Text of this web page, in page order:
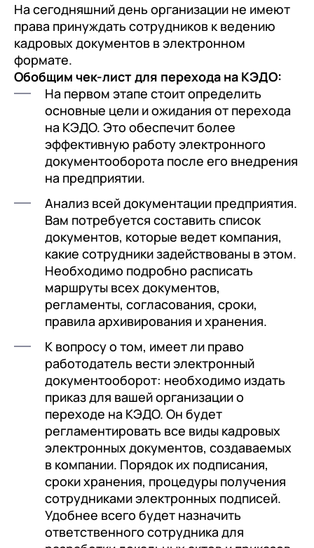
На сегодняшний день организации не имеют
права принуждать сотрудников к ведению
кадровых документов в электронном
формате.
Обобщим чек-лист для перехода на КЭДО:
На первом этапе стоит определить
основные цели и ожидания от перехода
на КЭДО. Это обеспечит более
эффективную работу электронного
документооборота после его внедрения
на предприятии.
Анализ всей документации предприятия.
Вам потребуется составить список
документов, которые ведет компания,
какие сотрудники задействованы в этом.
Необходимо подробно расписать
маршруты всех документов,
регламенты, согласования, сроки,
правила архивирования и хранения.
К вопросу о том, имеет ли право
работодатель вести электронный
документооборот: необходимо издать
приказ для вашей организации о
переходе на КЭДО. Он будет
регламентировать все виды кадровых
электронных документов, создаваемых
в компании. Порядок их подписания,
сроки хранения, процедуры получения
сотрудниками электронных подписей.
Удобнее всего будет назначить
ответственного сотрудника для